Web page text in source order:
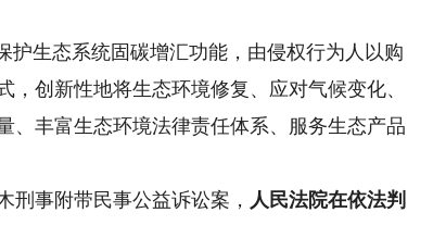
生态系统固碳增汇功能，由侵权行为人以购
创新性地将生态环境修复、应对气候变化、
、丰富生态环境法律责任体系、服务生态产品
事附带民事公益诉讼案， 人民法院在依法判